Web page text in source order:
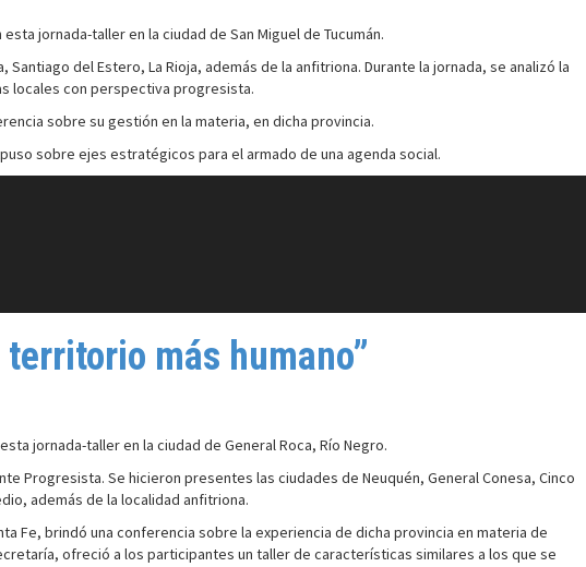
jornada-taller en la ciudad de San Miguel de Tucumán.
del Estero, La Rioja, además de la anfitriona. Durante la jornada, se analizó la
locales con perspectiva progresista.
sobre su gestión en la materia, en dicha provincia.
sobre ejes estratégicos para el armado de una agenda social.
más humano”
jornada-taller en la ciudad de General Roca, Río Negro.
Progresista. Se hicieron presentes las ciudades de Neuquén, General Conesa, Cinco
además de la localidad anfitriona.
Fe, brindó una conferencia sobre la experiencia de dicha provincia en materia de
ofreció a los participantes un taller de características similares a los que se